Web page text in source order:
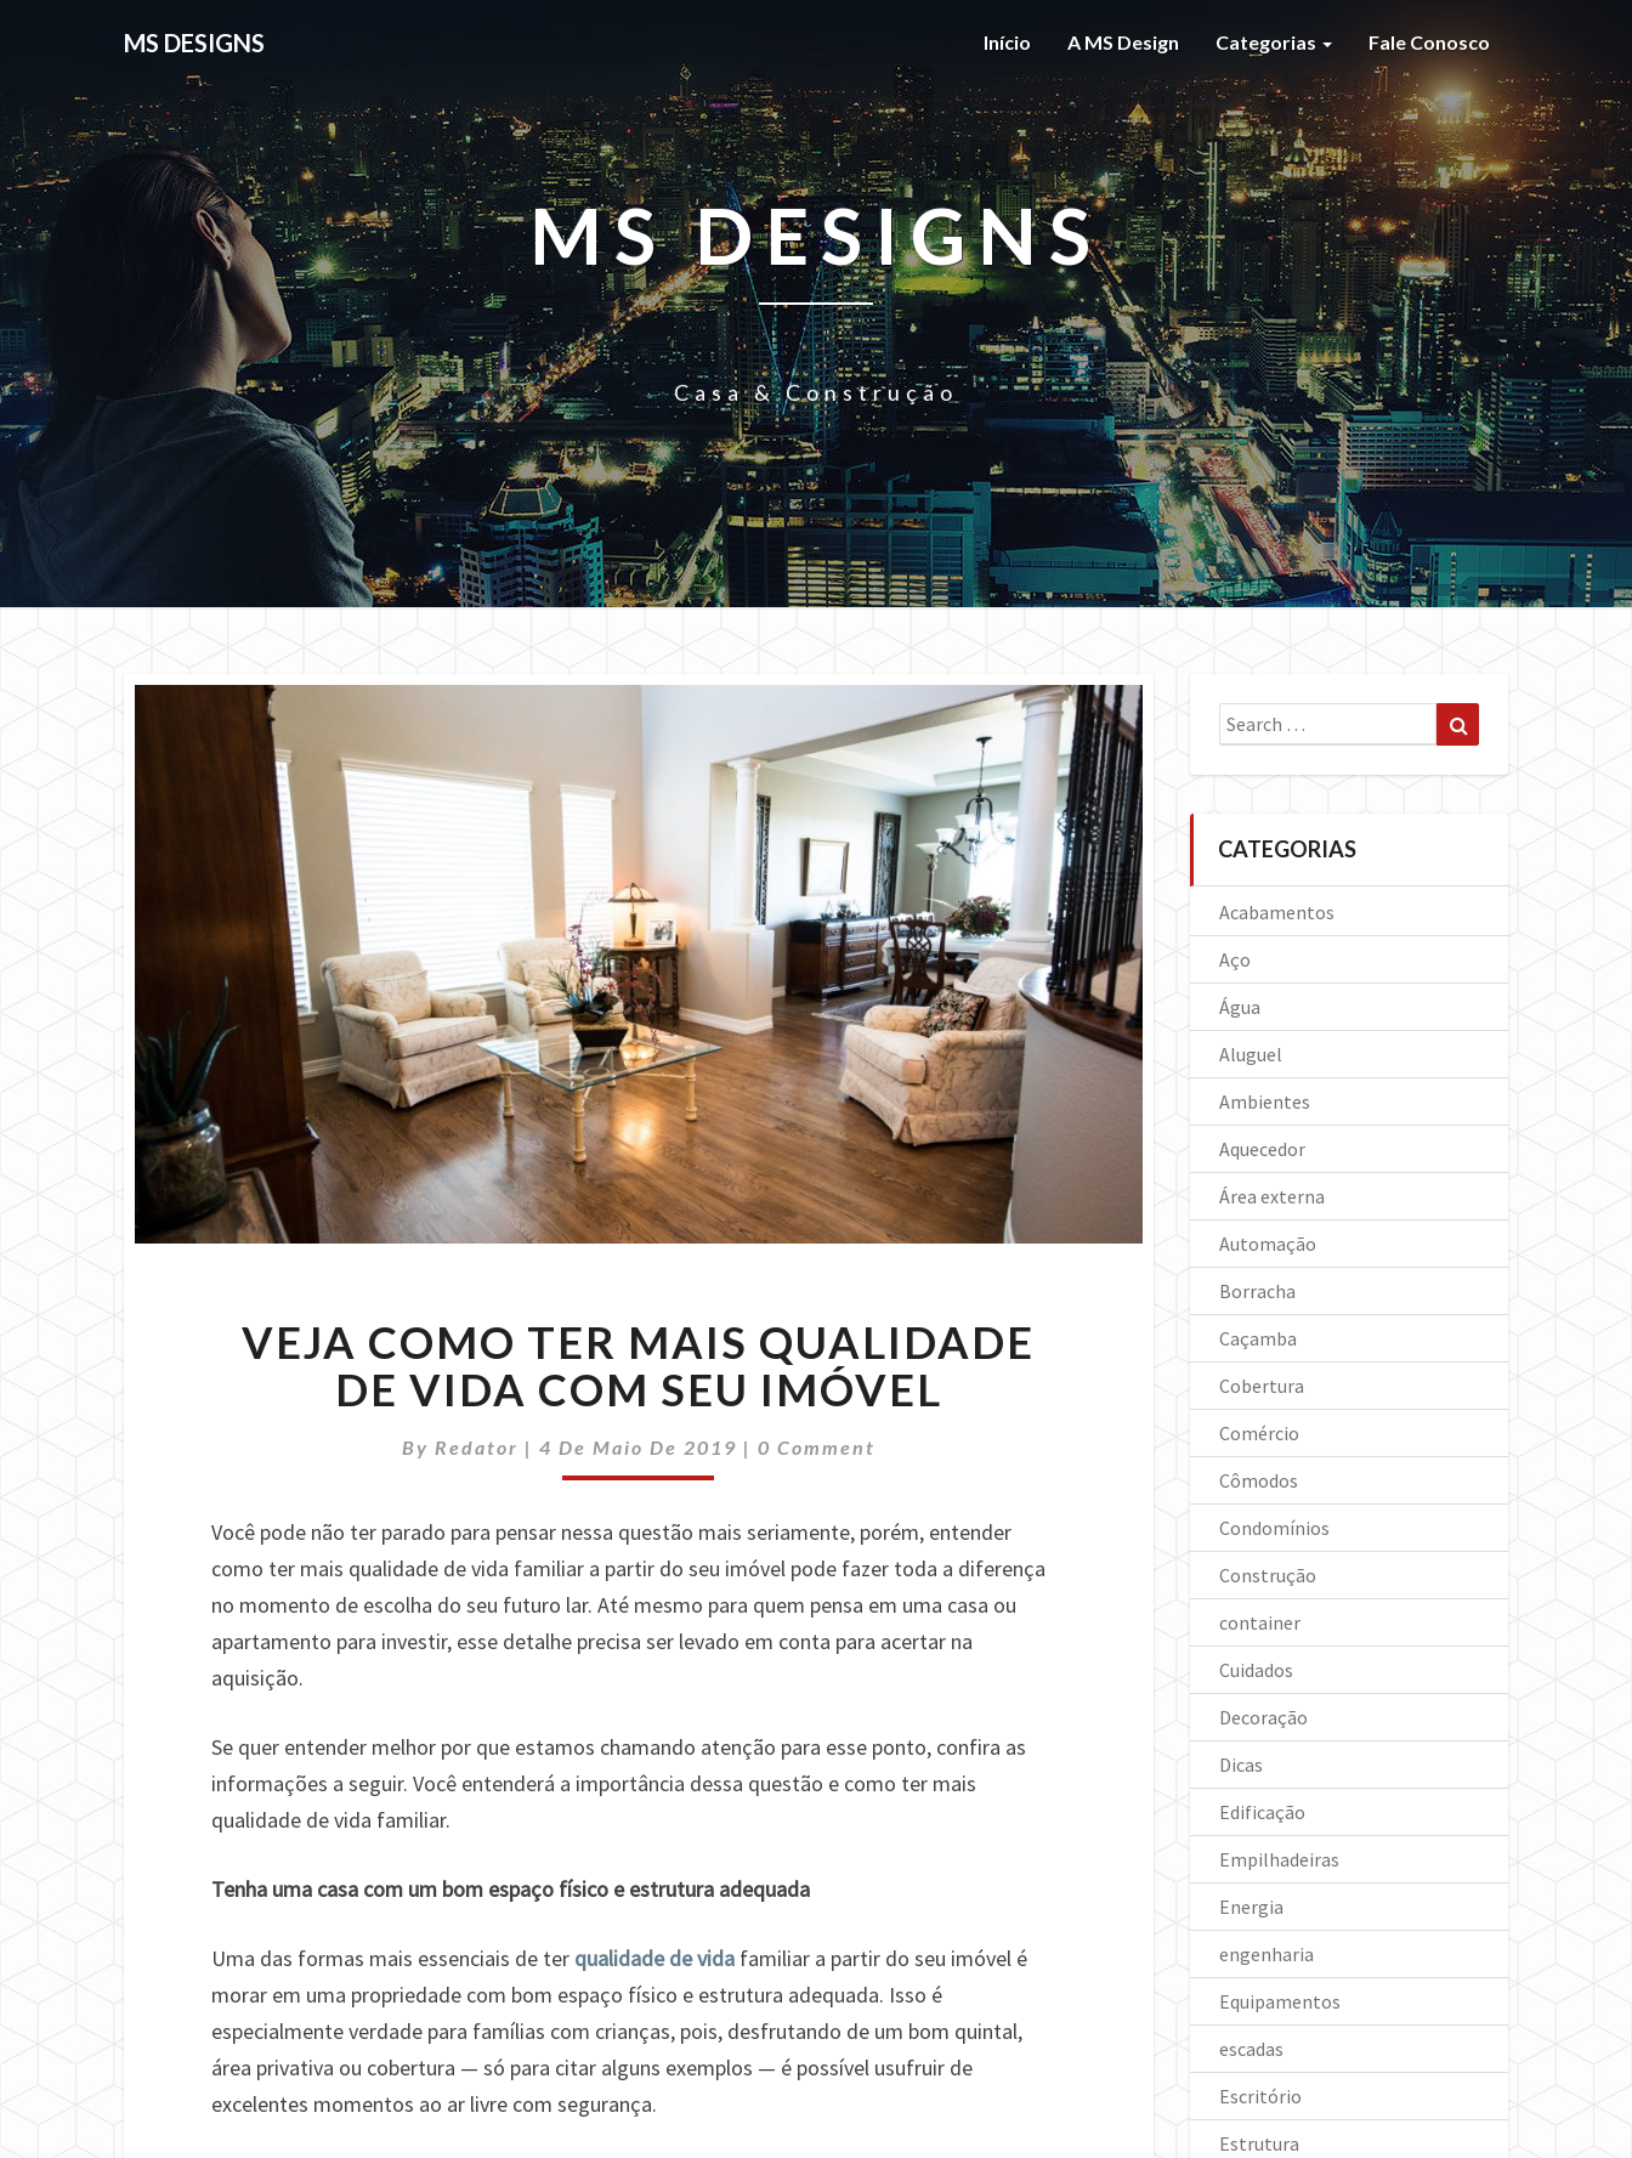
MS DESIGNS Início A MS Design Categorias Fale Conosco
MS DESIGNS
Casa & Construção
COMO
TER
MAIS
DE
COM
IMÓVEL
VEJA COMO TER MAIS QUALIDADE
DE VIDA COM SEU IMÓVEL
By Redator | 4 De Maio De 2019 | Comments
0 Comment
Você pode não ter parado para pensar nessa questão mais seriamente, porém, entender
como ter mais qualidade de vida familiar a partir do seu imóvel pode fazer toda a diferença
no momento de escolha do seu futuro lar. Até mesmo para quem pensa em uma casa ou
apartamento para investir, esse detalhe precisa ser levado em conta para acertar na
aquisição.
Se quer entender melhor por que estamos chamando atenção para esse ponto, confira as
informações a seguir. Você entenderá a importância dessa questão e como ter mais
qualidade de vida familiar.
Tenha uma casa com um bom espaço físico e estrutura adequada
Uma das formas mais essenciais de ter qualidade de vida familiar a partir do seu imóvel é
morar em uma propriedade com bom espaço físico e estrutura adequada. Isso é
especialmente verdade para famílias com crianças, pois, desfrutando de um bom quintal,
área privativa ou cobertura — só para citar alguns exemplos — é possível usufruir de
excelentes momentos ao ar livre com segurança.
Search
for:
CATEGORIAS
Acabamentos
Aço
Água
Aluguel
Ambientes
Aquecedor
Área externa
Automação
Borracha
Caçamba
Cobertura
Comércio
Cômodos
Condomínios
Construção
container
Cuidados
Decoração
Dicas
Edificação
Empilhadeiras
Energia
engenharia
Equipamentos
escadas
Escritório
Estrutura